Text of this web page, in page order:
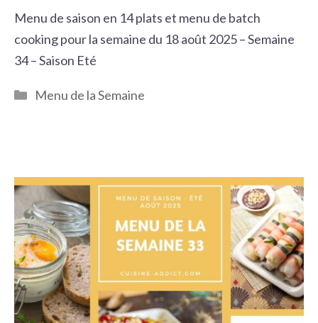
Menu de saison en 14 plats et menu de batch
cooking pour la semaine du 18 août 2025 – Semaine
34 – Saison Eté
Catégories
Menu de la Semaine